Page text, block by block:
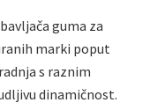
guma za
marki poput
s raznim
dinamičnost.